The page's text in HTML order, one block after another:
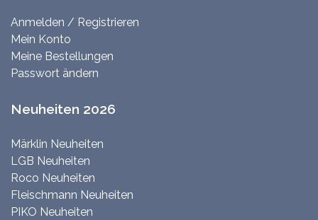
Anmelden / Registrieren
Mein Konto
Meine Bestellungen
Passwort ändern
Neuheiten 2026
Märklin Neuheiten
LGB Neuheiten
Roco Neuheiten
Fleischmann Neuheiten
PIKO Neuheiten